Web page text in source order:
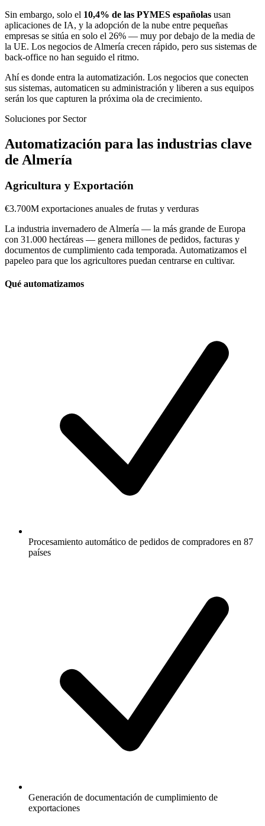
Sin embargo, solo el 10,4% de las PYMES españolas usan
aplicaciones de IA, y la adopción de la nube entre pequeñas
empresas se sitúa en solo el 26% — muy por debajo de la media de
la UE. Los negocios de Almería crecen rápido, pero sus sistemas de
back-office no han seguido el ritmo.
Ahí es donde entra la automatización. Los negocios que conecten
sus sistemas, automaticen su administración y liberen a sus equipos
serán los que capturen la próxima ola de crecimiento.
Soluciones por Sector
Automatización para las industrias clave
de Almería
Agricultura y Exportación
€3.700M exportaciones anuales de frutas y verduras
La industria invernadero de Almería — la más grande de Europa
con 31.000 hectáreas — genera millones de pedidos, facturas y
documentos de cumplimiento cada temporada. Automatizamos el
papeleo para que los agricultores puedan centrarse en cultivar.
Qué automatizamos
Procesamiento automático de pedidos de compradores en 87
países
Generación de documentación de cumplimiento de
exportaciones